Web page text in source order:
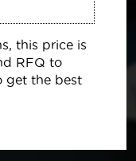
this price is
RFQ to
get the best